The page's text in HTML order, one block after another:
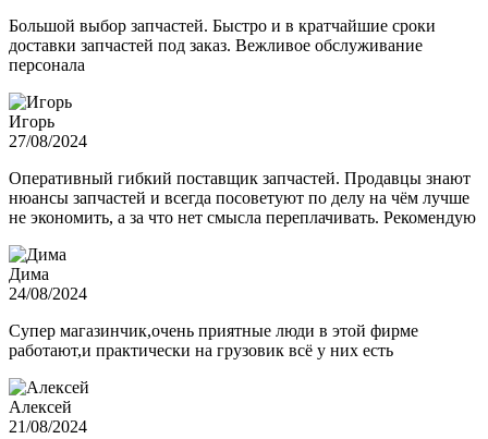
Большой выбор запчастей. Быстро и в кратчайшие сроки
доставки запчастей под заказ. Вежливое обслуживание
персонала
Игорь
27/08/2024
Оперативный гибкий поставщик запчастей. Продавцы знают
нюансы запчастей и всегда посоветуют по делу на чём лучше
не экономить, а за что нет смысла переплачивать. Рекомендую
Дима
24/08/2024
Супер магазинчик,очень приятные люди в этой фирме
работают,и практически на грузовик всё у них есть
Алексей
21/08/2024